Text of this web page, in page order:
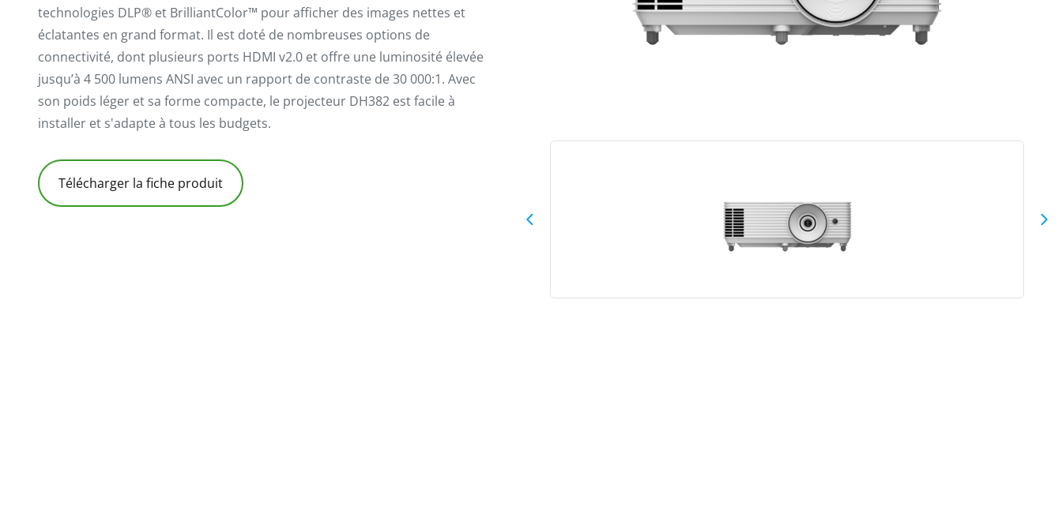
technologies DLP® et BrilliantColor™ pour afficher des images nettes et
éclatantes en grand format. Il est doté de nombreuses options de
connectivité, dont plusieurs ports HDMI v2.0 et offre une luminosité élevée
jusqu’à 4 500 lumens ANSI avec un rapport de contraste de 30 000:1. Avec
son poids léger et sa forme compacte, le projecteur DH382 est facile à
installer et s'adapte à tous les budgets.
Télécharger la fiche produit